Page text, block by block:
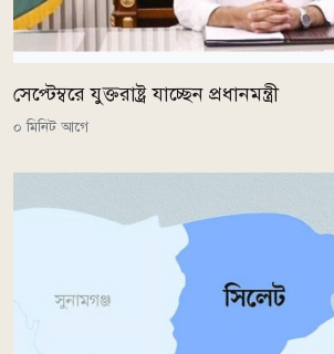
সেপ্টেম্বরে যুক্তরাষ্ট্র যাচ্ছেন প্রধানমন্ত্রী
০ মিনিট আগে